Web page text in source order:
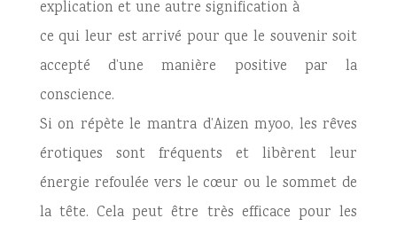
explication et une autre signification à
ce qui leur est arrivé pour que le souvenir soit
accepté d’une manière positive par la
conscience.
Si on répète le mantra d’Aizen myoo, les rêves
érotiques sont fréquents et libèrent leur
énergie refoulée vers le cœur ou le sommet de
la tête. Cela peut être très efficace pour les